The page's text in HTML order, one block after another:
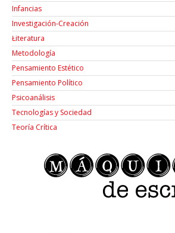
Infancias
Investigación-Creación
Łiteratura
Metodología
Pensamiento Estético
Pensamiento Político
Psicoanálisis
Tecnologías y Sociedad
Teoría Crítica